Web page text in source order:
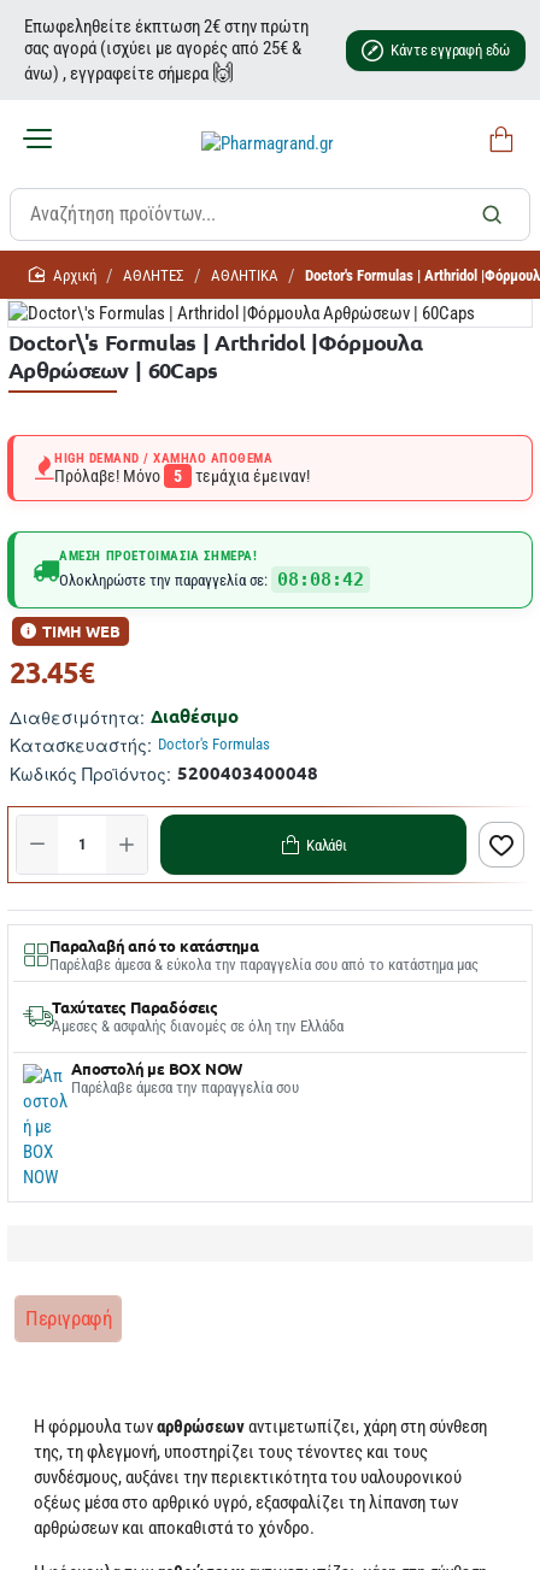
Επωφεληθείτε έκπτωση 2€ στην πρώτη
σας αγορά (ισχύει με αγορές από 25€ &
άνω) , εγγραφείτε σήμερα 🙌
Κάντε εγγραφή εδώ
homeΑΘΛΗΤΕΣ ΑΘΛΗΤΙΚΑ Doctor's Formulas | Arthridol
Doctor\'s Formulas | Arthridol |Φόρμουλα
Αρθρώσεων | 60Caps
HIGH DEMAND / ΧΑΜΗΛΌ ΑΠΌΘΕΜΑ
Πρόλαβε! Μόνο 5 τεμάχια έμειναν!
ΆΜΕΣΗ ΠΡΟΕΤΟΙΜΑΣΊΑ ΣΉΜΕΡΑ!
Ολοκληρώστε την παραγγελία σε: 08:08:42
Διαθεσιμότητα: Διαθέσιμο
Κατασκευαστής: Doctor's Formulas
Κωδικός Προϊόντος: 5200403400048
ΤΙΜΗ WEB
23.45€
Καλάθι
Παραλαβή από το κατάστημα
Παρέλαβε άμεσα & εύκολα την παραγγελία σου από το κατάστημα μας
Ταχύτατες Παραδόσεις
Άμεσες & ασφαλής διανομές σε όλη την Ελλάδα
Αποστολή με BOX NOW
Παρέλαβε άμεσα την παραγγελία σου
Περιγραφή
Η φόρμουλα τωναρθρώσεωναντιμετωπίζει, χάρη στη σύνθεση
της, τη φλεγμονή, υποστηρίζει τους τένοντες και τους
συνδέσμους, αυξάνει την περιεκτικότητα του υαλουρονικού
οξέως μέσα στο αρθρικό υγρό, εξασφαλίζει τη λίπανση των
αρθρώσεων και αποκαθιστά το χόνδρο.